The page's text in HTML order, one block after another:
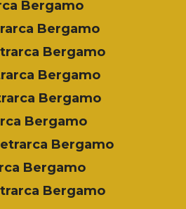
Bergamo
Bergamo
Bergamo
Bergamo
Bergamo
Bergamo
Bergamo
Bergamo
Bergamo